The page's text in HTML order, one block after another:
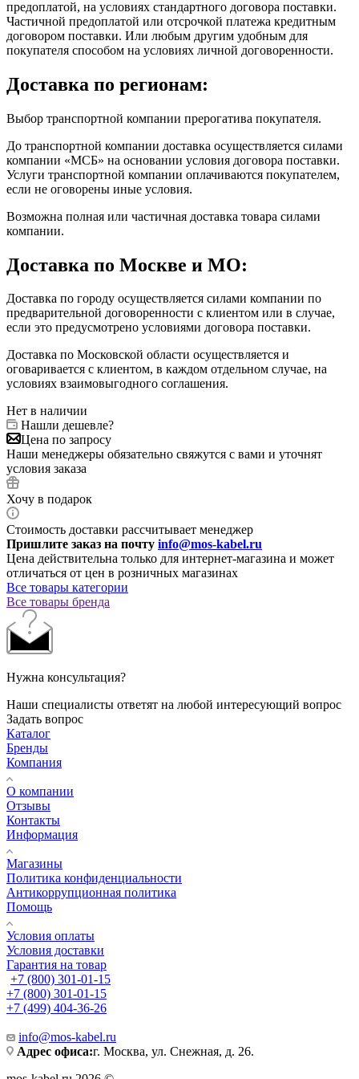
предоплатой, на условиях стандартного договора поставки.
Частичной предоплатой или отсрочкой платежа кредитным
договором поставки. Или любым другим удобным для
покупателя способом на условиях личной договоренности.
Доставка по регионам:
Выбор транспортной компании прерогатива покупателя.
До транспортной компании доставка осуществляется силами
компании «МСБ» на основании условия договора поставки.
Услуги транспортной компании оплачиваются покупателем,
если не оговорены иные условия.
Возможна полная или частичная доставка товара силами
компании.
Доставка по Москве и МО:
Доставка по городу осуществляется силами компании по
предварительной договоренности с клиентом или в случае,
если это предусмотрено условиями договора поставки.
Доставка по Московской области осуществляется и
оговаривается с клиентом, в каждом отдельном случае, на
условиях взаимовыгодного соглашения.
Нет в наличии
Нашли дешевле?
Цена по запросу
Наши менеджеры обязательно свяжутся с вами и уточнят
условия заказа
Хочу в подарок
Стоимость доставки рассчитывает менеджер
Пришлите заказ на почту info@mos-kabel.ru
Цена действительна только для интернет-магазина и может
отличаться от цен в розничных магазинах
Все товары категории
Все товары бренда
Нужна консультация?
Наши специалисты ответят на любой интересующий вопрос
Задать вопрос
Каталог
Бренды
Компания
О компании
Отзывы
Контакты
Информация
Магазины
Политика конфиденциальности
Антикоррупционная политика
Помощь
Условия оплаты
Условия доставки
Гарантия на товар
+7 (800) 301-01-15
+7 (800) 301-01-15
+7 (499) 404-36-26
info@mos-kabel.ru
Адрес офиса:г. Москва, ул. Снежная, д. 26.